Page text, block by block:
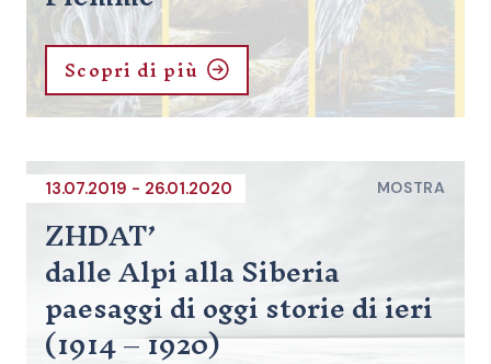
Scopri di più
13.07.2019 - 26.01.2020 MOSTRA
ZHDAT’
dalle Alpi alla Siberia
paesaggi di oggi storie di ieri
(1914 – 1920)